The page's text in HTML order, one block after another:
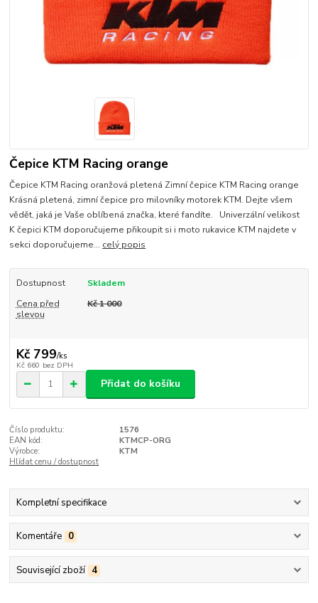
Čepice KTM Racing orange
Čepice KTM Racing oranžová pletená Zimní čepice KTM Racing orange
Krásná pletená, zimní čepice pro milovníky motorek KTM. Dejte všem
vědět, jaká je Vaše oblíbená značka, které fandíte. Univerzální velikost
K čepici KTM doporučujeme přikoupit si i moto rukavice KTM najdete v
sekci doporučujeme... celý popis
Dostupnost
Skladem
Cena před
slevou
Kč 1 000
Kč 799/ks
Kč 660 bez DPH
Přidat do košíku
Číslo produktu:
1576
EAN kód:
KTMCP-ORG
Výrobce:
KTM
Hlídat cenu / dostupnost
Kompletní specifikace
Komentáře 0
Související zboží 4